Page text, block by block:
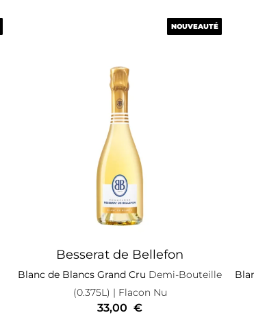
NOUVEAUTÉ
Besserat de Bellefon
Blanc de Blancs Grand Cru Demi-Bouteille
(0.375L) | Flacon Nu
NOUVEAUTÉ
33,00 €